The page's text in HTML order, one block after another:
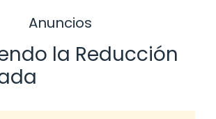
Anuncios
la Reducción